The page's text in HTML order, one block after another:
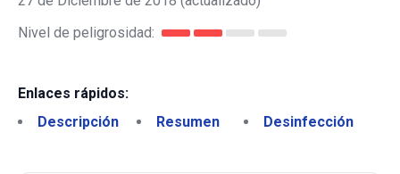
Nivel de peligrosidad:
Enlaces rápidos:
Descripción
Resumen Desinfección